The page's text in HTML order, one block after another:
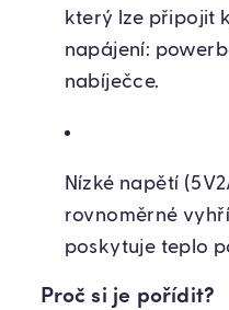
který lze připojit
napájení:
nabíječce.
Nízké napětí
rovnoměrné
poskytuje teplo
Proč si je pořídit?